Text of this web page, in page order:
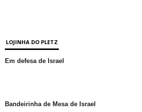
LOJINHA DO PLETZ
Em defesa de Israel
Bandeirinha de Mesa de Israel